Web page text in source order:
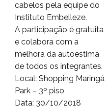
cabelos pela equipe do
Instituto Embelleze.
A participação é gratuita
e colabora com a
melhora da autoestima
de todos os integrantes.
Local: Shopping Maringá
Park – 3º piso
Data: 30/10/2018